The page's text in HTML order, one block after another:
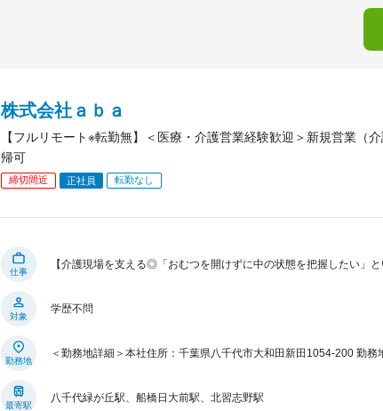
株式会社ａｂａ
【フルリモート※転勤無】＜医療・介護営業経験歓迎＞新規営業（
帰可
締切間近 正社員 転勤なし
仕事
【介護現場を支える◎「おむつを開けずに中の状態を把握したい」
対象
学歴不問
勤務地
＜勤務地詳細＞本社住所：千葉県八千代市大和田新田1054-200 勤
最寄駅
八千代緑が丘駅、船橋日大前駅、北習志野駅